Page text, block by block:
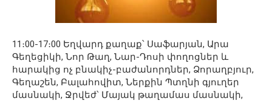
11։00-17։00 Եղվարդ քաղաք՝ Սաֆարյան, Արա
Գեղեցիկի, Նոր Թաղ, Նար-Դոսի փողոցներ և
հարակից ոչ բնակիչ-բաժանորդներ, Ձորաղբյուր,
Գեղաշեն, Բալահովիտ, Ներքին Պտղնի գյուղեր
մասնակի, Ջրվեժ՝ Մայակ թաղամաս մասնակի,